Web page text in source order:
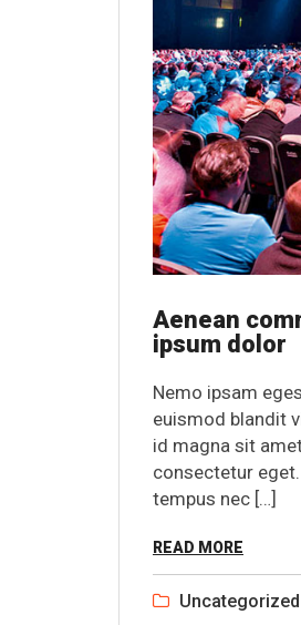
Aenean
ipsum dolor
Nemo ipsam
euismod blandit
id magna sit
consectetur
tempus nec […]
READ MORE
Uncategorized